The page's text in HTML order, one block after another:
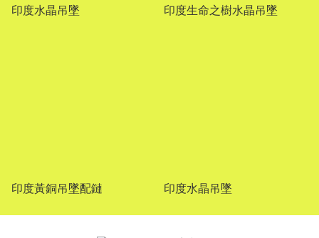
印度水晶吊墜 印度生命之樹水晶吊墜
印度黃銅吊墜配鏈 印度水晶吊墜